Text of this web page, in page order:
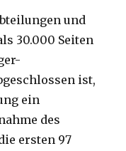
und
30.000 Seiten
ist,
ein
des
ersten 97